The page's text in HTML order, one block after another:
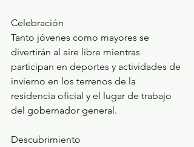
Celebración
Tanto jóvenes como mayores se
divertirán al aire libre mientras
participan en deportes y actividades de
invierno en los terrenos de la
residencia oficial y el lugar de trabajo
del gobernador general.
Descubrimiento